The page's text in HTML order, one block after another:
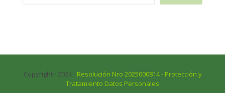
Copyright - 2024 - Resolución Nro 2025000814 - Protección y
Tratamiento Datos Personales